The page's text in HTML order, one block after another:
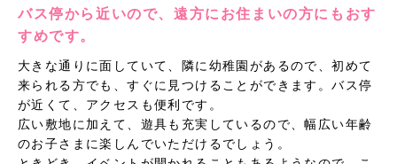
バス停から近いので、遠方にお住まいの方にもおす
すめです。
大きな通りに面していて、隣に幼稚園があるので、初めて
来られる方でも、すぐに見つけることができます。バス停
が近くて、アクセスも便利です。
広い敷地に加えて、遊具も充実しているので、幅広い年齢
のお子さまに楽しんでいただけるでしょう。